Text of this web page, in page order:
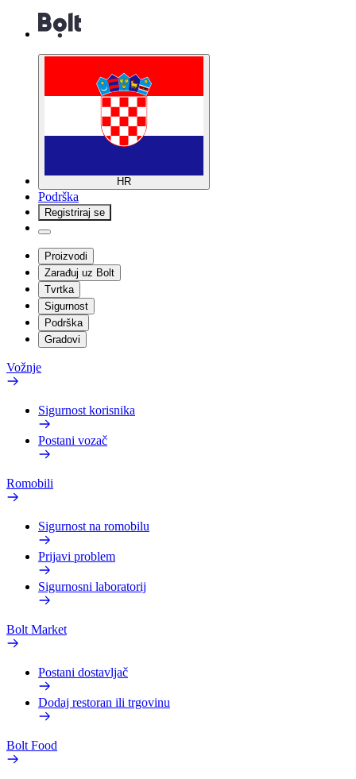
HR
Podrška
Registriraj se
Proizvodi
Zarađuj uz Bolt
Tvrtka
Sigurnost
Podrška
Gradovi
Vožnje
Sigurnost korisnika
Postani vozač
Romobili
Sigurnost na romobilu
Prijavi problem
Sigurnosni laboratorij
Bolt Market
Postani dostavljač
Dodaj restoran ili trgovinu
Bolt Food